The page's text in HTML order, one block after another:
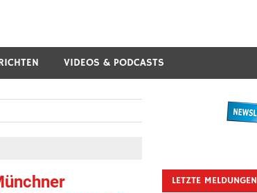
VIDEOS & PODCASTS
LETZTE MELDUNGEN